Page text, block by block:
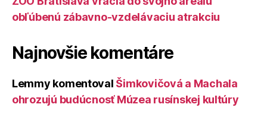
obľúbenú zábavno-vzdelávaciu atrakciu
Najnovšie komentáre
Lemmy komentoval Šimkovičová a Machala
ohrozujú budúcnosť Múzea rusínskej kultúry